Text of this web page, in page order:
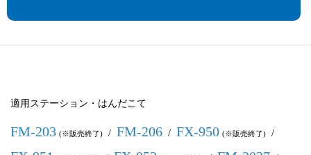
適用ステーション・はんだこて
FM-203 (※販売終了) / FM-206 / FX-950 (※販売終了) /